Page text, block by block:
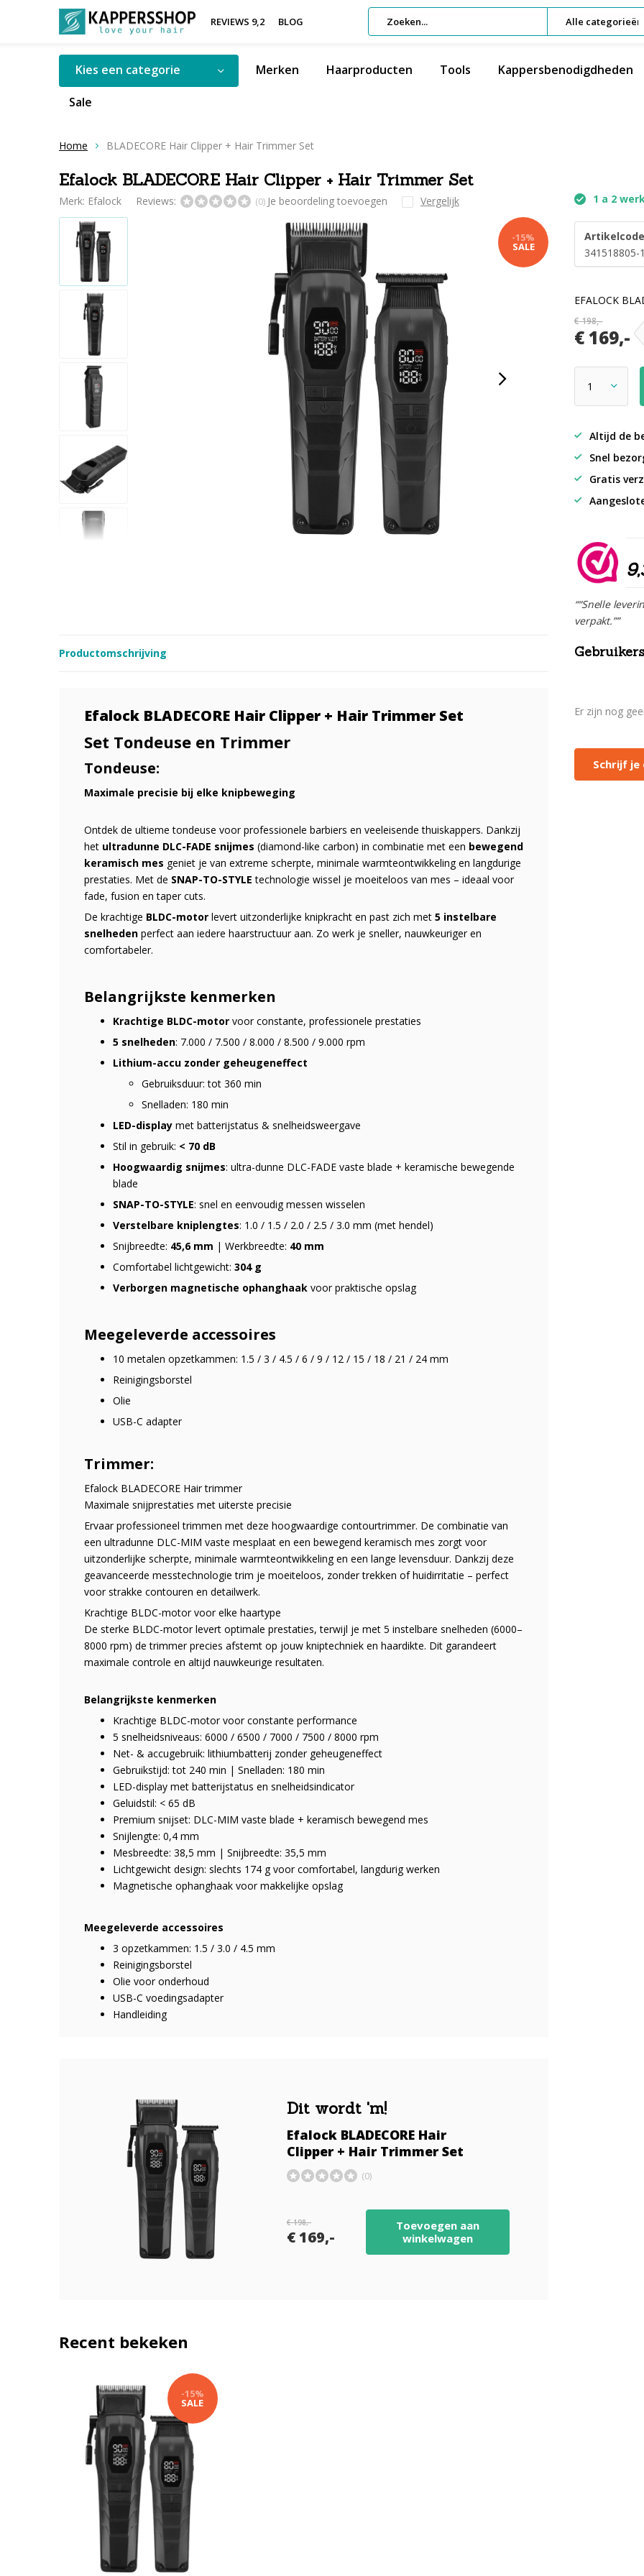
REVIEWS 9,2 BLOG Alle categorieën
Kies een categorie Merken Haarproducten Tools Kappersbenodigdheden
Sale
Home BLADECORE Hair Clipper + Hair Trimmer Set
Efalock BLADECORE Hair Clipper + Hair Trimmer Set
Merk: Efalock Reviews: (0) Je beoordeling toevoegen Vergelijk
-15%
SALE
1 a 2
341518805-
EFALOCK
€ 198,-
€ 169,-
Altijd de
Snel
Gratis
““Snelle
verpakt.””
Productomschrijving
Efalock BLADECORE Hair Clipper + Hair Trimmer Set
Set Tondeuse en Trimmer
Tondeuse:
Maximale precisie bij elke knipbeweging
Ontdek de ultieme tondeuse voor professionele barbiers en veeleisende thuiskappers. Dankzij
het ultradunne DLC-FADE snijmes (diamond-like carbon) in combinatie met een bewegend
keramisch mes geniet je van extreme scherpte, minimale warmteontwikkeling en langdurige
prestaties. Met de SNAP-TO-STYLE technologie wissel je moeiteloos van mes – ideaal voor
fade, fusion en taper cuts.
De krachtige BLDC-motor levert uitzonderlijke knipkracht en past zich met 5 instelbare
snelheden perfect aan iedere haarstructuur aan. Zo werk je sneller, nauwkeuriger en
comfortabeler.
Belangrijkste kenmerken
Krachtige BLDC-motor voor constante, professionele prestaties
5 snelheden: 7.000 / 7.500 / 8.000 / 8.500 / 9.000 rpm
Lithium-accu zonder geheugeneffect
Gebruiksduur: tot 360 min
Snelladen: 180 min
LED-display met batterijstatus & snelheidsweergave
Stil in gebruik: < 70 dB
Hoogwaardig snijmes: ultra-dunne DLC-FADE vaste blade + keramische bewegende
blade
SNAP-TO-STYLE: snel en eenvoudig messen wisselen
Verstelbare kniplengtes: 1.0 / 1.5 / 2.0 / 2.5 / 3.0 mm (met hendel)
Snijbreedte: 45,6 mm | Werkbreedte: 40 mm
Comfortabel lichtgewicht: 304 g
Verborgen magnetische ophanghaak voor praktische opslag
Meegeleverde accessoires
10 metalen opzetkammen: 1.5 / 3 / 4.5 / 6 / 9 / 12 / 15 / 18 / 21 / 24 mm
Reinigingsborstel
Olie
USB-C adapter
Trimmer:
Efalock BLADECORE Hair trimmer
Maximale snijprestaties met uiterste precisie
Ervaar professioneel trimmen met deze hoogwaardige contourtrimmer. De combinatie van
een ultradunne DLC-MIM vaste mesplaat en een bewegend keramisch mes zorgt voor
uitzonderlijke scherpte, minimale warmteontwikkeling en een lange levensduur. Dankzij deze
geavanceerde messtechnologie trim je moeiteloos, zonder trekken of huidirritatie – perfect
voor strakke contouren en detailwerk.
Krachtige BLDC-motor voor elke haartype
De sterke BLDC-motor levert optimale prestaties, terwijl je met 5 instelbare snelheden (6000–
8000 rpm) de trimmer precies afstemt op jouw kniptechniek en haardikte. Dit garandeert
maximale controle en altijd nauwkeurige resultaten.
Belangrijkste kenmerken
Krachtige BLDC-motor voor constante performance
5 snelheidsniveaus: 6000 / 6500 / 7000 / 7500 / 8000 rpm
Net- & accugebruik: lithiumbatterij zonder geheugeneffect
Gebruikstijd: tot 240 min | Snelladen: 180 min
LED-display met batterijstatus en snelheidsindicator
Geluidstil: < 65 dB
Premium snijset: DLC-MIM vaste blade + keramisch bewegend mes
Snijlengte: 0,4 mm
Mesbreedte: 38,5 mm | Snijbreedte: 35,5 mm
Lichtgewicht design: slechts 174 g voor comfortabel, langdurig werken
Magnetische ophanghaak voor makkelijke opslag
Meegeleverde accessoires
3 opzetkammen: 1.5 / 3.0 / 4.5 mm
Reinigingsborstel
Olie voor onderhoud
USB-C voedingsadapter
Handleiding
Dit wordt 'm!
Efalock BLADECORE Hair
Clipper + Hair Trimmer Set
(0)
€ 198,-
€ 169,-
Toevoegen aan
winkelwagen
Er zijn nog
Schrijf
Recent bekeken
-15%
SALE